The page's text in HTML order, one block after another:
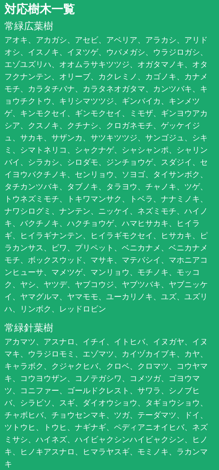
対応樹木一覧
常緑広葉樹
アオキ、アカガシ、アセビ、アベリア、アラカシ、アリド
オシ、イスノキ、イヌツゲ、ウバメガシ、ウラジロガシ、
エゾユズリハ、オオムラサキツツジ、オガタマノキ、オタ
フクナンテン、オリーブ、カクレミノ、カゴノキ、カナメ
モチ、カラタチバナ、カラタネオガタマ、カンツバキ、キ
ョウチクトウ、キリシマツツジ、ギンバイカ、キンメツ
ゲ、キンモクセイ、ギンモクセイ、ミモザ、ギンヨウアカ
シア、クスノキ、クチナシ、クロガネモチ、ゲッケイジ
ュ、サカキ、サザンカ、サツキツツジ、サンゴジュ、シキ
ミ、シマトネリコ、シャクナゲ、シャシャンポ、シャリン
バイ、シラカシ、シロダモ、ジンチョウゲ、スダジイ、セ
イヨウバクチノキ、センリョウ、ソヨゴ、タイサンボク、
タチカンツバキ、タブノキ、タラヨウ、チャノキ、ツゲ、
トウネズミモチ、トキワマンサク、トベラ、ナナミノキ、
ナワシログミ、ナンテン、ニッケイ、ネズミモチ、ハイノ
キ、バクチノキ、ハクチョウゲ、ハマヒサカキ、ヒイラ
ギ、ヒイラギナンテン、ヒイラギモクセイ、ヒサカキ、ピ
ラカンサス、ビワ、プリペット、ベニカナメ、ベニカナメ
モチ、ボックスウッド、マサキ、マテバシイ、マホニアコ
ンヒューサ、マメツゲ、マンリョウ、モチノキ、モッコ
ク、ヤシ、ヤツデ、ヤブコウジ、ヤブツバキ、ヤブニッケ
イ、ヤマグルマ、ヤマモモ、ユーカリノキ、ユズ、ユズリ
ハ、リンボク、レッドロビン
常緑針葉樹
アカマツ、アスナロ、イチイ、イトヒバ、イヌガヤ、イヌ
マキ、ウラジロモミ、エゾマツ、カイヅカイブキ、カヤ、
キャラボク、クジャクヒバ、クロベ、クロマツ、コウヤマ
キ、コウヨウザン、コノテガシワ、コメツガ、ゴヨウマ
ツ、コニファー、ゴールドクレスト、サワラ、シノブヒ
バ、シラビソ、スギ、ダイオウショウ、タギョウショウ、
チャボヒバ、チョウセンマキ、ツガ、テーダマツ、ドイ、
ツトウヒ、トウヒ、ナギナギ、ペディアニオイヒバ、ネズ
ミサシ、ハイネズ、ハイビャクシンハイビャクシン、ヒノ
キ、ヒノキアスナロ、ヒマラヤスギ、モミノキ、ラカンマ
キ